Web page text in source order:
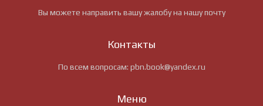
Вы можете направить вашу жалобу на нашу почту
Контакты
По всем вопросам: pbn.book@yandex.ru
Меню